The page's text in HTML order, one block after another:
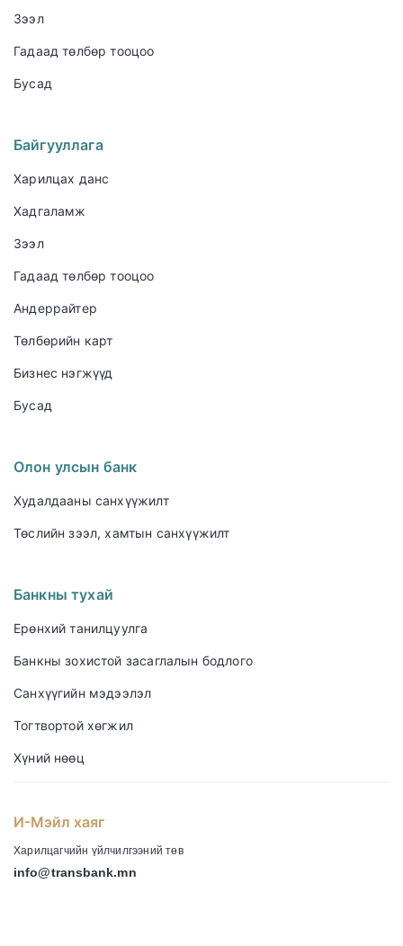
Зээл
Гадаад төлбөр тооцоо
Бусад
Байгууллага
Харилцах данс
Хадгаламж
Зээл
Гадаад төлбөр тооцоо
Андеррайтер
Төлбөрийн карт
Бизнес нэгжүүд
Бусад
Олон улсын банк
Худалдааны санхүүжилт
Төслийн зээл, хамтын санхүүжилт
Банкны тухай
Ерөнхий танилцуулга
Банкны зохистой засаглалын бодлого
Санхүүгийн мэдээлэл
Тогтвортой хөгжил
Хүний нөөц
И-Мэйл хаяг
Харилцагчийн үйлчилгээний төв
info@transbank.mn